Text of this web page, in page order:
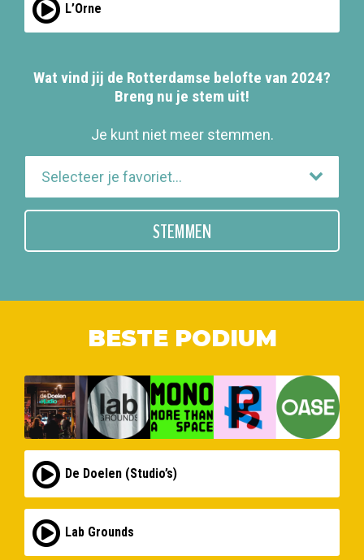
L’Orne
Wat vind jij de Rotterdamse belofte van 2024?
Breng nu je stem uit!
Je kunt niet meer stemmen.
STEMMEN
BESTE PODIUM
De Doelen (Studio’s)
Lab Grounds